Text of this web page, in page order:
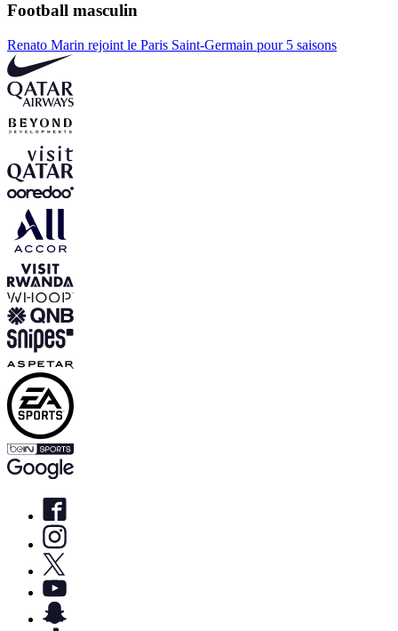
Football masculin
Renato Marin rejoint le Paris Saint-Germain pour 5 saisons